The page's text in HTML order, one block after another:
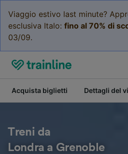
Viaggio estivo last minute?
esclusiva Italo: fino al 70% di
03/09.
Acquista biglietti Dettagli del
Treni da
Londra a Grenoble